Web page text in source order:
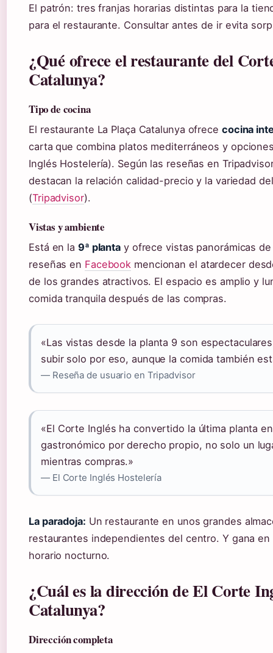
El patrón: tres franjas horarias distintas para la
para el restaurante. Consultar antes de ir evita
¿Qué ofrece el restaurante del
Catalunya?
Tipo de cocina
El restaurante La Plaça Catalunya ofrece cocina
carta que combina platos mediterráneos y
Inglés Hostelería). Según las reseñas en
destacan la relación calidad-precio y la variedad
(Tripadvisor).
Vistas y ambiente
Está en la 9ª planta y ofrece vistas panorámicas
reseñas en Facebook mencionan el atardecer
de los grandes atractivos. El espacio es amplio y
comida tranquila después de las compras.
«Las vistas desde la planta 9 son
subir solo por eso, aunque la comida también
— Reseña de usuario en Tripadvisor
«El Corte Inglés ha convertido la última planta
gastronómico por derecho propio, no solo un
mientras compras.»
— El Corte Inglés Hostelería
La paradoja: Un restaurante en unos grandes
restaurantes independientes del centro. Y gana
horario nocturno.
¿Cuál es la dirección de El Corte
Catalunya?
Dirección completa